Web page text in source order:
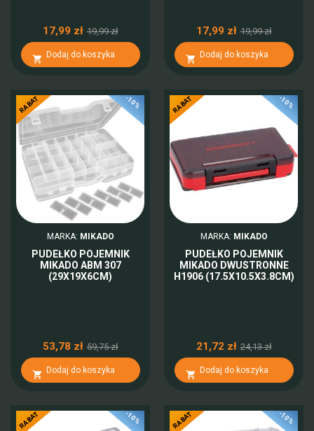
17,99 zł 19,99 zł
 Dodaj do koszyka
17,99 zł 19,99 zł
 Dodaj do koszyka
-10%
RABAT
MARKA: MIKADO
PUDEŁKO POJEMNIK
MIKADO ABM 307
(29X19X6CM)
53,78 zł 59,75 zł
 Dodaj do koszyka
-10%
RABAT
MARKA: MIKADO
PUDEŁKO POJEMNIK
MIKADO DWUSTRONNE
H1906 (17.5X10.5X3.8CM)
21,72 zł 24,13 zł
 Dodaj do koszyka
-10%
RABAT -10%
RABAT